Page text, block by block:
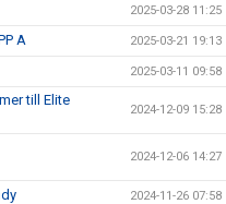
2025-03-28 11:25
A 2025-03-21 19:13
2025-03-11 09:58
till Elite
2024-12-09 15:28
2024-12-06 14:27
2024-11-26 07:58